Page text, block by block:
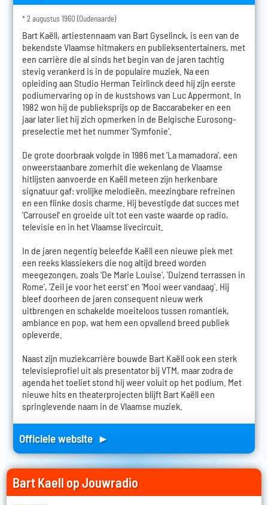
* 2 augustus 1960 (Oudenaarde)
Bart Kaëll, artiestennaam van Bart Gyselinck, is een van de
bekendste Vlaamse hitmakers en publieksentertainers, met
een carrière die al sinds het begin van de jaren tachtig
stevig verankerd is in de populaire muziek. Na een
opleiding aan Studio Herman Teirlinck deed hij zijn eerste
podiumervaring op in de kustshows van Luc Appermont. In
1982 won hij de publieksprijs op de Baccarabeker en een
jaar later liet hij zich opmerken in de Belgische Eurosong-
preselectie met het nummer 'Symfonie'.
De grote doorbraak volgde in 1986 met 'La mamadora', een
onweerstaanbare zomerhit die wekenlang de Vlaamse
hitlijsten aanvoerde en Kaëll meteen zijn herkenbare
signatuur gaf: vrolijke melodieën, meezingbare refreinen
en een flinke dosis charme. Hij bevestigde dat succes met
'Carrousel' en groeide uit tot een vaste waarde op radio,
televisie en in het Vlaamse livecircuit.
In de jaren negentig beleefde Kaëll een nieuwe piek met
een reeks klassiekers die nog altijd breed worden
meegezongen, zoals 'De Marie Louise', 'Duizend terrassen in
Rome', 'Zeil je voor het eerst' en 'Mooi weer vandaag'. Hij
bleef doorheen de jaren consequent nieuw werk
uitbrengen en schakelde moeiteloos tussen romantiek,
ambiance en pop, wat hem een opvallend breed publiek
opleverde.
Naast zijn muziekcarrière bouwde Bart Kaëll ook een sterk
televisieprofiel uit als presentator bij VTM, maar zodra de
agenda het toeliet stond hij weer voluit op het podium. Met
nieuwe hits en theaterprojecten blijft Bart Kaëll een
springlevende naam in de Vlaamse muziek.
Officiele website ►
Bart Kaell op Jouwradio